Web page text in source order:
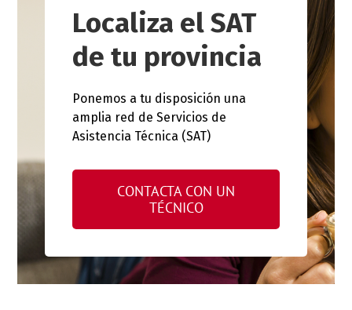
Localiza el SAT
de tu provincia
Ponemos a tu disposición una
amplia red de Servicios de
Asistencia Técnica (SAT)
CONTACTA CON UN
TÉCNICO